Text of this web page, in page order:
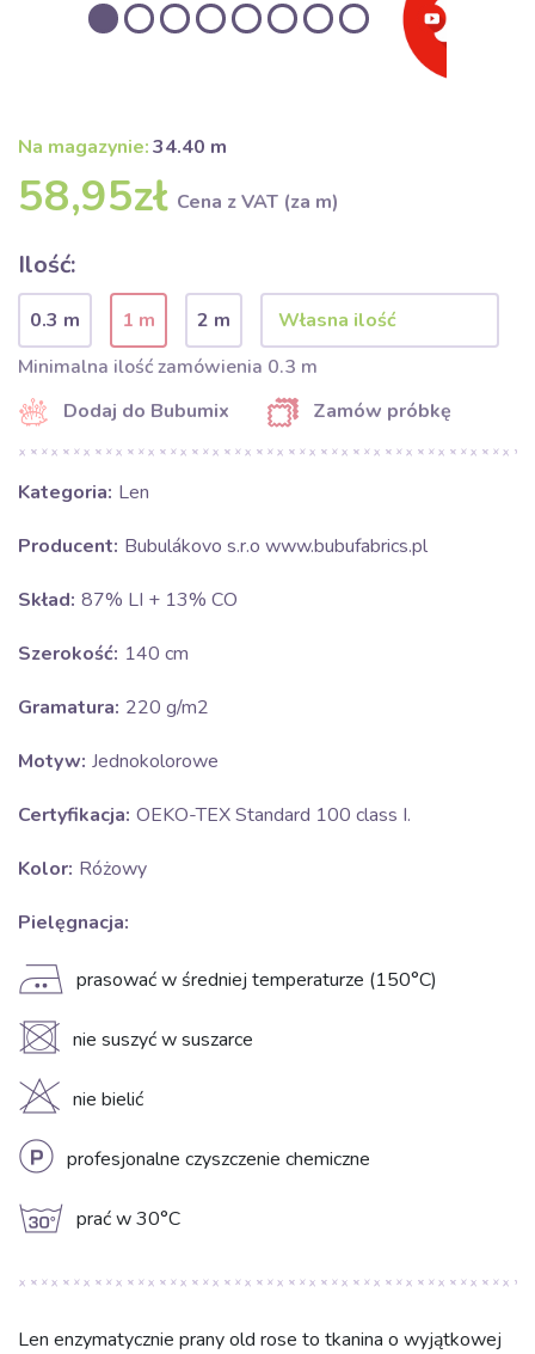
Na magazynie:34.40 m
58,95zł Cena z VAT (za m)
Ilość:
0.3 m 1 m
2 m
Minimalna ilość zamówienia 0.3 m
Dodaj do Bubumix
Zamów próbkę
Kategoria: Len
Producent: Bubulákovo s.r.o www.bubufabrics.pl
Skład: 87% LI + 13% CO
Szerokość: 140 cm
Gramatura: 220 g/m2
Motyw: Jednokolorowe
Certyfikacja: OEKO-TEX Standard 100 class I.
Kolor: Różowy
Pielęgnacja:
E prasować w średniej temperaturze (150°C)
U nie suszyć w suszarce
H nie bielić
L profesjonalne czyszczenie chemiczne
g prać w 30°C
Len enzymatycznie prany old rose to tkanina o wyjątkowej